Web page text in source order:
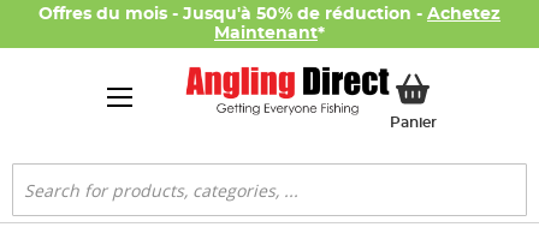
Offres du mois - Jusqu'à 50% de réduction - Achetez
Maintenant*
PanierMon panier
Rechercher